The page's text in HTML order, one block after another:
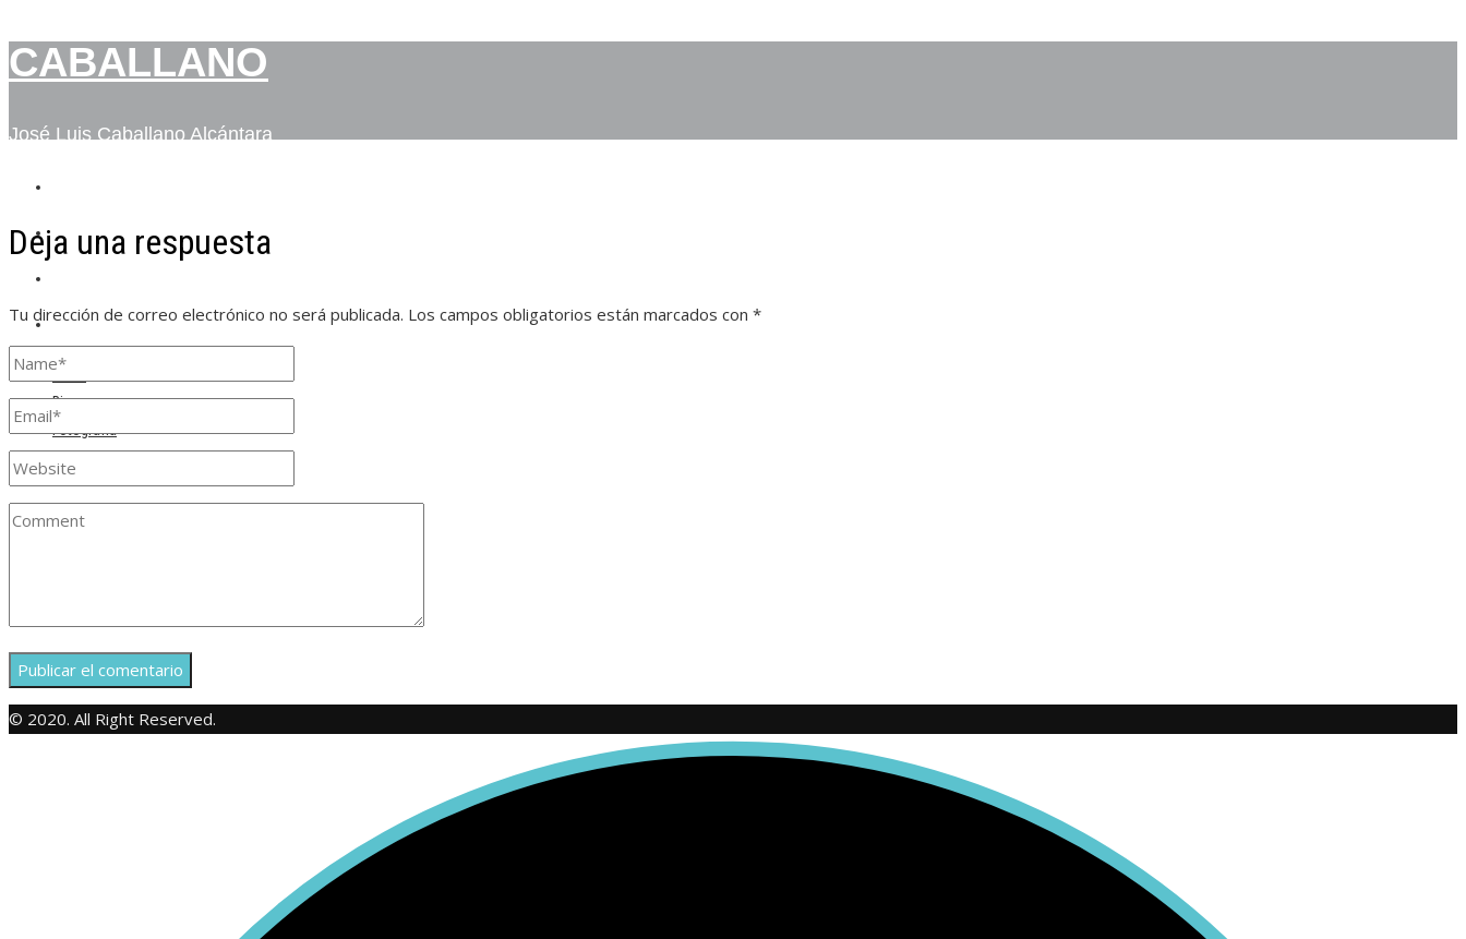
CABALLANO
José Luis Caballano Alcántara
BIO
CONTACTO
Inicio
Bio
Fotografía
Contacto
Deja una respuesta
Tu dirección de correo electrónico no será publicada. Los campos obligatorios están marcados con *
© 2020. All Right Reserved.